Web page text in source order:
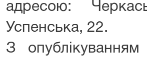
адресою:
Успенська, 22.
З